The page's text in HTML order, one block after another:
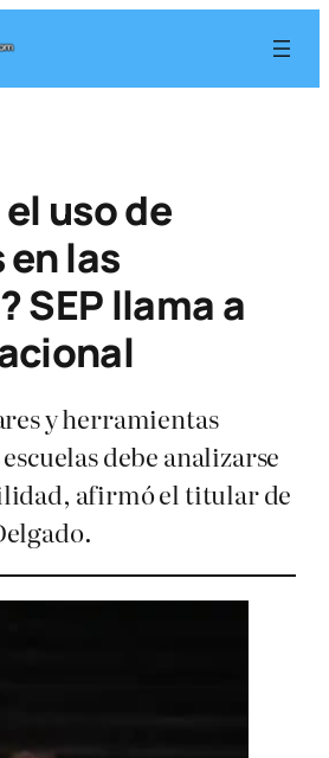
uso de
las
SEP llama a
y herramientas
debe analizarse
afirmó el titular de